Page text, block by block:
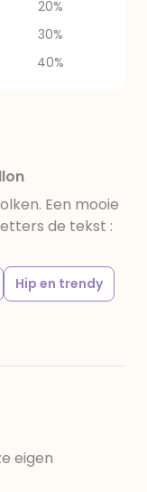
20%
30%
40%
Een mooie
de tekst :
Hip en trendy
eigen